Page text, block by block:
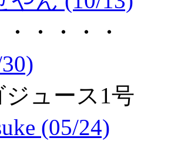
・・・・
ジュース1号
(05/24)